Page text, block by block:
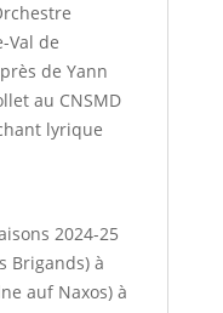
Val de
de Yann
au CNSMD
lyrique
2024-25
Brigands) à
auf Naxos) à